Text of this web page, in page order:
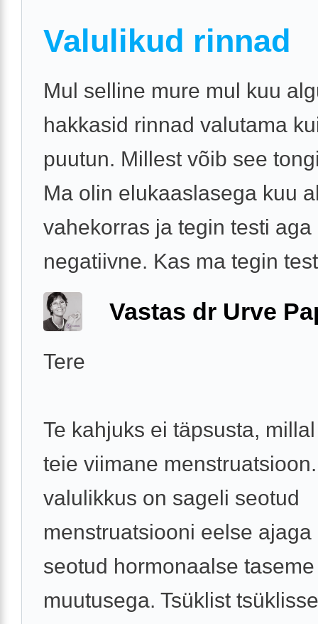
Valulikud rinnad
Mul selline mure mul kuu
hakkasid rinnad valutama
puutun. Millest võib see
Ma olin elukaaslasega kuu
vahekorras ja tegin testi aga
negatiivne. Kas ma tegin
Vastas dr Urve
Tere
Te kahjuks ei täpsusta,
teie viimane
valulikkus on sageli seotud
menstruatsiooni eelse ajaga
seotud hormonaalse taseme
muutusega. Tsüklist